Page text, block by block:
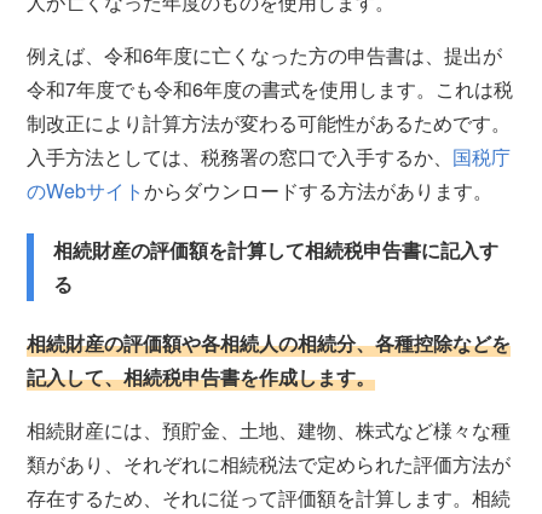
例えば、令和6年度に亡くなった方の申告書は、提出が
令和7年度でも令和6年度の書式を使用します。これは税
制改正により計算方法が変わる可能性があるためです。
入手方法としては、税務署の窓口で入手するか、 国税庁
のWebサイトからダウンロードする方法があります。
相続財産の評価額を計算して相続税申告書に記入す
る
相続財産の評価額や各相続人の相続分、各種控除などを
記入して、相続税申告書を作成します。
相続財産には、預貯金、土地、建物、株式など様々な種
類があり、それぞれに相続税法で定められた評価方法が
存在するため、それに従って評価額を計算します。相続